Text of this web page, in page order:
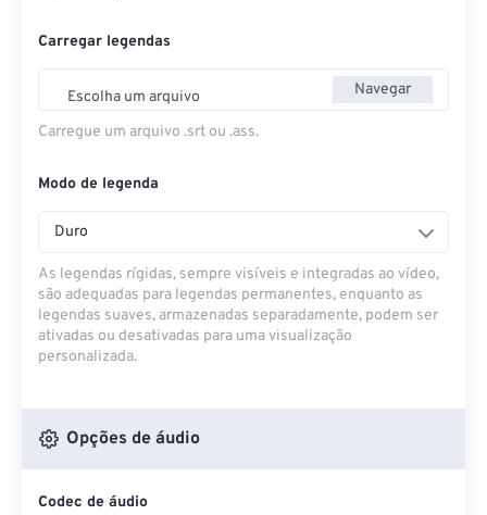
Carregar legendas
Escolha um arquivo Navegar
Carregue um arquivo .srt ou .ass.
Modo de legenda
Duro
As legendas rígidas, sempre visíveis e integradas ao vídeo,
são adequadas para legendas permanentes, enquanto as
legendas suaves, armazenadas separadamente, podem ser
ativadas ou desativadas para uma visualização
personalizada.
Opções de áudio
Codec de áudio